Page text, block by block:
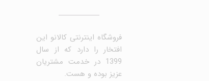
فروشگاه اینترنتی کالانو این
افتخار را دارد که از سال
1399 در خدمت مشتریان
عزیز بوده و هست.